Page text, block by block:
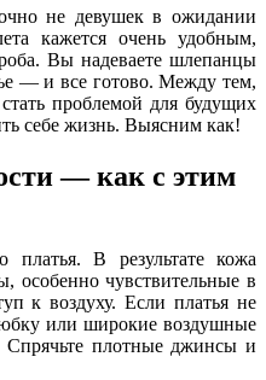
не девушек в ожидании
кажется очень удобным,
Вы надеваете шлепанцы
— и все готово. Между тем,
проблемой для будущих
себе жизнь. Выясним как!
— как с этим
платья. В результате кожа
чувствительные в
к воздуху. Если платья не
или широкие воздушные
Спрячьте плотные джинсы и